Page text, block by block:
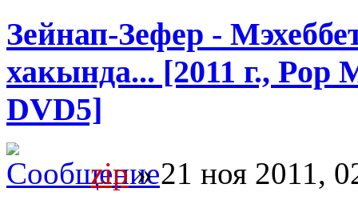
Зейнап-Зефер -
хакында... [2011 г., Pop
DVD5]
zip» 21 ноя 2011,